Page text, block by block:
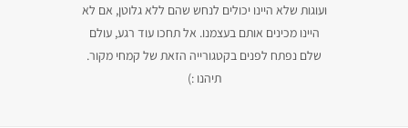
ועוגות שלא היינו יכולים לנחש שהם ללא גלוטן, אם לא
היינו מכינים אותם בעצמנו. אל תחכו עוד רגע, עולם
שלם נפתח לפנים בקטגורייה הזאת של קמחי מקור.
תיהנו :)